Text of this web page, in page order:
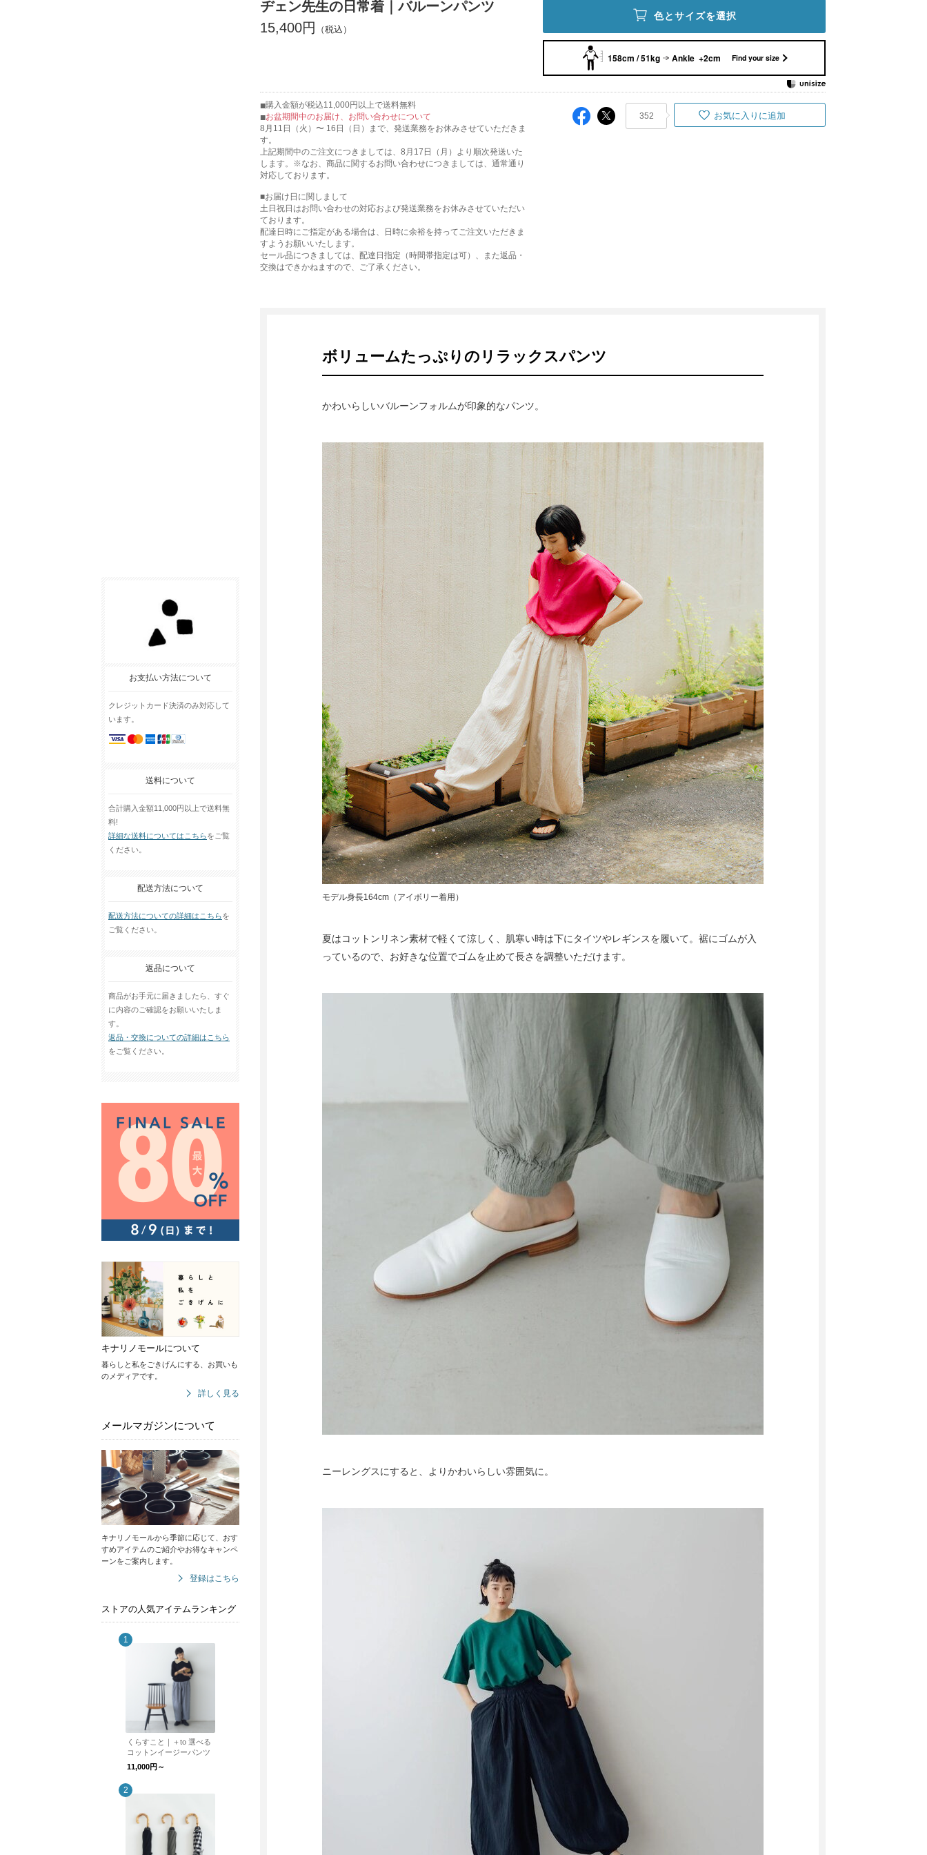
お支払い方法について
クレジットカード決済のみ対応して
います。
送料について
合計購入金額11,000円以上で送料無
料!
詳細な送料についてはこちらをご覧
ください。
配送方法について
配送方法についての詳細はこちらを
ご覧ください。
返品について
商品がお手元に届きましたら、すぐ
に内容のご確認をお願いいたしま
す。
返品・交換についての詳細はこちら
をご覧ください。
キナリノモールについて
暮らしと私をごきげんにする、お買いも
のメディアです。
詳しく見る
メールマガジンについて
キナリノモールから季節に応じて、おす
すめアイテムのご紹介やお得なキャンペ
ーンをご案内します。
登録はこちら
ストアの人気アイテムランキング
くらすこと｜＋to 選べる
コットンイージーパンツ
11,000円～
ヂェン先生の日常着｜バルーンパンツ
15,400円
色とサイズを選択
158cm / 51kg Ankle +2cm Find your size
購入金額が税込11,000円以上で送料無料
お盆期間中のお届け、お問い合わせについて
8月11日（火）〜 16日（日）まで、発送業務をお休みさせていただきま
す。
上記期間中のご注文につきましては、8月17日（月）より順次発送いた
します。※なお、商品に関するお問い合わせにつきましては、通常通り
対応しております。
■お届け日に関しまして
土日祝日はお問い合わせの対応および発送業務をお休みさせていただい
ております。
配達日時にご指定がある場合は、日時に余裕を持ってご注文いただきま
すようお願いいたします。
セール品につきましては、配達日指定（時間帯指定は可）、また返品・
交換はできかねますので、ご了承ください。
352 お気に入りに追加
ボリュームたっぷりのリラックスパンツ
かわいらしいバルーンフォルムが印象的なパンツ。
モデル身長164cm（アイボリー着用）
夏はコットンリネン素材で軽くて涼しく、肌寒い時は下にタイツやレギンスを履いて。裾にゴムが入
っているので、お好きな位置でゴムを止めて長さを調整いただけます。
ニーレングスにすると、よりかわいらしい雰囲気に。